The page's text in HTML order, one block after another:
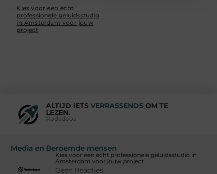
Kies voor een écht
professionele geluidsstudio
in Amsterdam voor jouw
project
ALTIJD IETS VERRASSENDSOM TE
LEZEN.
Rodedoos
Media en Beroemde mensen
Kies voor een écht professionele geluidsstudio in
Amsterdam voor jouw project
Geen Reacties